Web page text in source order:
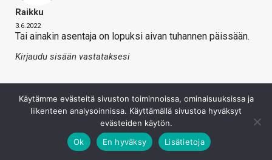
Raikku
3.6.2022
Tai ainakin asentaja on lopuksi aivan tuhannen päissään.
Kirjaudu sisään vastataksesi
Käytämme evästeitä sivuston toiminnoissa, ominaisuuksissa ja
liikenteen analysoinnissa. Käyttämällä sivustoa hyväksyt
evästeiden käytön.
Ok
En hyväksy Lisätietoja